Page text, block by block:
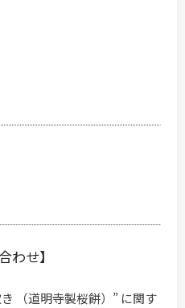
わせ】
（道明寺製桜餅）” に関す